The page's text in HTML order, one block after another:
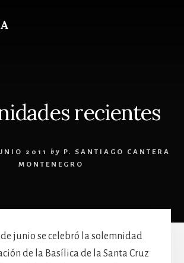
recientes
2011 by
P. SANTIAGO CANTERA
MONTENEGRO
de junio se celebró la solemnidad
de la Basílica de la Santa Cruz